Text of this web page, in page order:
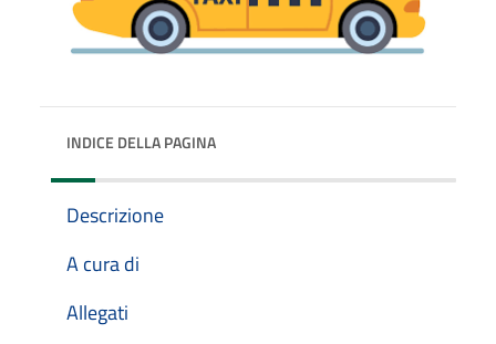
INDICE DELLA PAGINA
Descrizione
A cura di
Allegati